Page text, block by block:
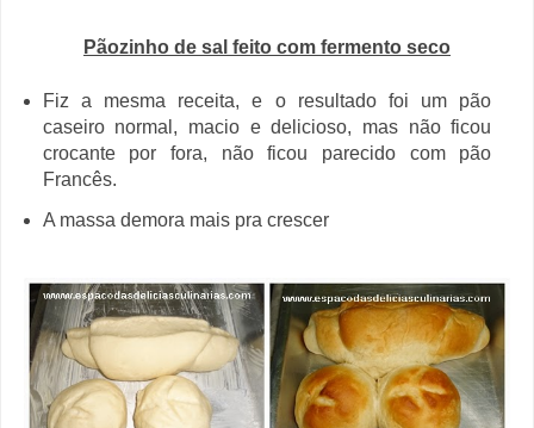
Pãozinho de sal feito com fermento seco
Fiz a mesma receita, e o resultado foi um pão
caseiro normal, macio e delicioso, mas não ficou
crocante por fora, não ficou parecido com pão
Francês.
A massa demora mais pra crescer